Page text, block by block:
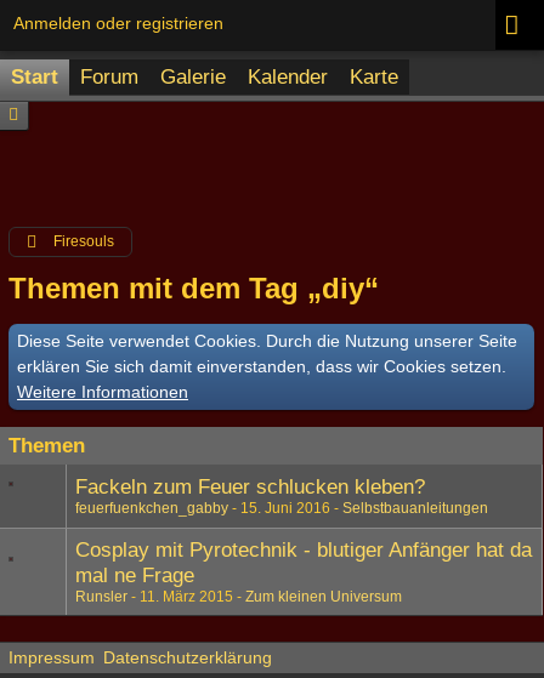
Anmelden oder registrieren
Start Forum Galerie Kalender Karte
Firesouls
Themen mit dem Tag „diy“
Diese Seite verwendet Cookies. Durch die Nutzung unserer Seite
erklären Sie sich damit einverstanden, dass wir Cookies setzen.
Weitere Informationen
Themen
Fackeln zum Feuer schlucken kleben?
feuerfuenkchen_gabby 15. Juni 2016 Selbstbauanleitungen
Cosplay mit Pyrotechnik - blutiger Anfänger hat da
mal ne Frage
Runsler 11. März 2015 Zum kleinen Universum
Impressum Datenschutzerklärung